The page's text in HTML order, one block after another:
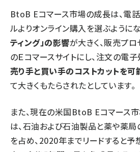
BtoB Eコマース市場の成長は、電
ルよりオンライン購入を選ぶように
ティング」の影響が大きく、販売プ
のＥコマースサイトにし、注文の電
売り手と買い手のコストカットを可
て大きくもたらされたとしています。
また、現在の米国BtoB Eコマース
は、石油および石油製品と薬や薬
を占め、2020年までリードすると予